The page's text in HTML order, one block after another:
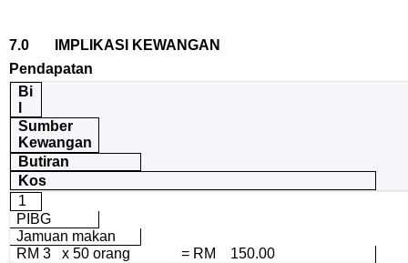
7.0 IMPLIKASI KEWANGAN
Pendapatan
Bi
Sumber
Kewangan
Butiran
Kos
1
PIBG
Jamuan makan
RM 3 x 50 orang = RM 150.00